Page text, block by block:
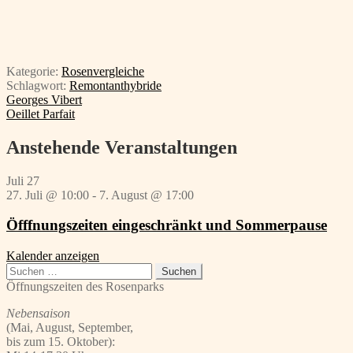
Kategorie: Rosenvergleiche
Schlagwort: Remontanthybride
Beitragsnavigation
Vorheriger
Beitrag:
Georges Vibert
Nächster
Oeillet Parfait
Anstehende Veranstaltungen
Juli 27
27. Juli @ 10:00 - 7. August @ 17:00
Öfffnungszeiten eingeschränkt und Sommerpause
Kalender anzeigen
Suchen
nach:
Öffnungszeiten des Rosenparks
Nebensaison
(Mai, August, September,
bis zum 15. Oktober):